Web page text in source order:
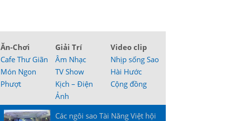
Ăn-Chơi
Cafe Thư Giãn
Món Ngon
Phượt
Giải Trí
Âm Nhạc
TV Show
Kịch – Điện
Ảnh
Video clip
Nhịp sống Sao
Hài Hước
Cộng đồng
Các ngôi sao Tài Năng Việt hội